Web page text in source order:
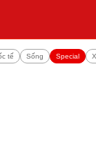
tế Sống Special